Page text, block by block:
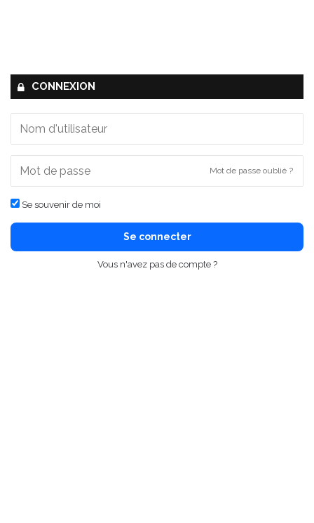
CONNEXION
Mot de passe oublié ?
Se souvenir de moi
Se connecter
Vous n'avez pas de compte ?